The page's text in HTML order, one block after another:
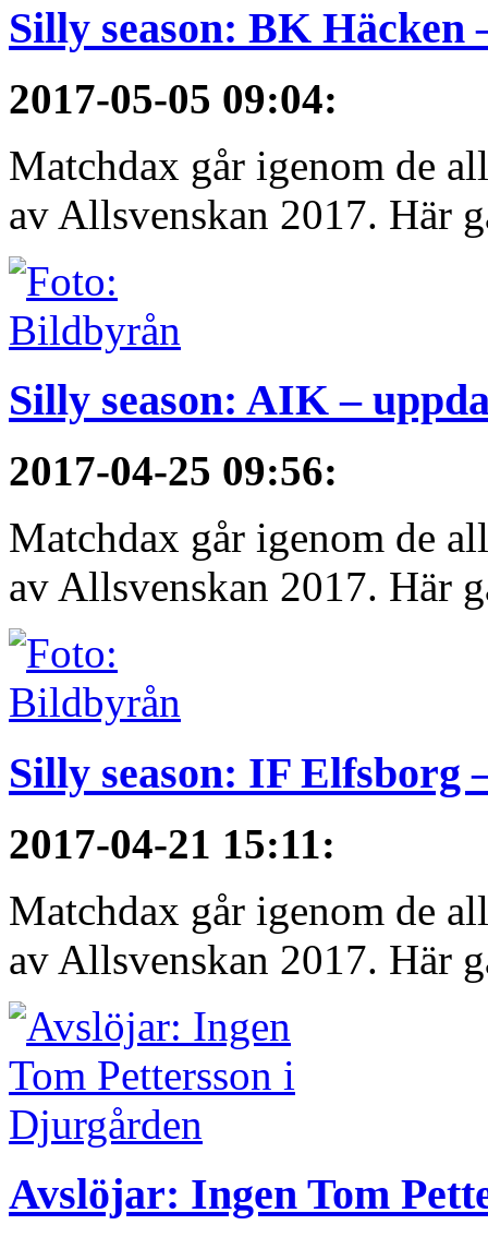
Silly season: BK Häcken
2017-05-05 09:04:
Matchdax går igenom de
av Allsvenskan 2017. Här
Silly season: AIK –
2017-04-25 09:56:
Matchdax går igenom de
av Allsvenskan 2017. Här
Silly season: IF Elfsborg
2017-04-21 15:11 :
Matchdax går igenom de
av Allsvenskan 2017. Här
Avslöjar: Ingen Tom